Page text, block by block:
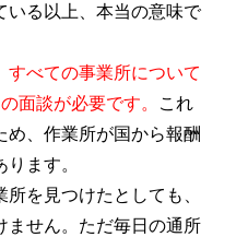
いる以上、本当の意味で
すべての事業所について
面談が必要です。
これ
め、作業所が国から報酬
ます。
を見つけたとしても、
ません。ただ毎日の通所